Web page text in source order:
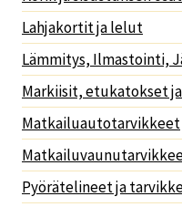
Lahjakortit ja lelut
Lämmitys, Ilmastointi,
Markiisit, etukatokset
Matkailuautotarvikkeet
Pyörätelineet ja